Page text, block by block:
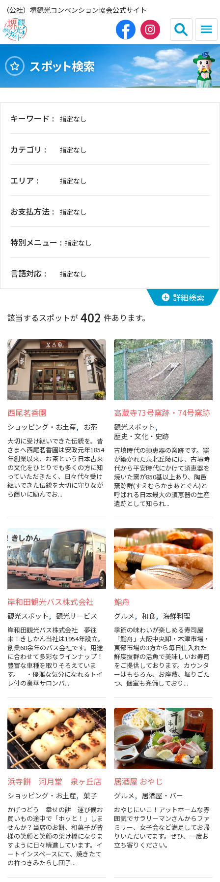
（公社）堺観光コンベンション協会公式サイト
English 简体中文
観光スポット
グルメ
宿泊
イベント情報
サイクリングさかい
堺観光レンタサイクル
モデルコース
体験プラン・ツアー
特集
開花情報
スポーツ施設
NEWS
堺ナビ
ようこそ堺へ！
地図から探す
スポット検索
観光案内所
観光パンフレット
堺おもてなしチケット
お役立ち情報紹介
堺観光タクシー
交通・アクセス
堺観光コンベンション協会について
協会について
協会からのお知らせ
スポット検索
キーワード 指定なし
カテゴリ 指定なし
エリア 指定なし
お支払方法 指定なし
特別メニュー 指定なし
言語対応 指定なし
詳細検索
該当するスポットが 402 件あります。
西尾茗香園
ショッピング・お土産 お茶
大切に受け継いできた伝統を。皆
さまへ西尾茗香園は安政元年1854
年創業以来、お茶という日本古来
の文化をひとりでも多くの方に知
っていただきたく、日々代々受け
継いできた伝統を大切に守りなが
ら商いに励んでお...
高蔵寺73号窯跡・74号窯跡
観光スポット
歴史・文化・史跡
古墳時代の須恵器の窯跡です。窯
が築かれた泉北丘陵には、古墳時
代から平安時代にかけて須恵器を
焼いた窯が850基以上あり、陶邑
窯跡群(すえむらかまあとぐん)と
呼ばれる日本最大の須恵器の生産
遺跡として知られ...
岸和田観光バス株式会社
観光スポット 観光サービス
岸和田観光バス株式会社 夢往
来！きしかん当社は1954年設立。
創業60余年のバス会社です。用途
に合わせて多彩なラインナップ！
豊富な車種を取りそろえていま
す。 ・優雅な気分になれるトイ
レ付の豪華サロンバ...
鮨舟
グルメ 和食 海鮮料理
季節の味わいが楽しめる寿司屋
「鮨舟」大阪中央卸・木津市場・
東部市場の3方から毎日仕入れた
鮮度抜群の活魚で美味しいお寿司
をご提供しております。カウンタ
ーはもちろん、お座敷、堀りごた
つ、個室も完備しており...
浜寺餅 河月堂 泉ヶ丘店
ショッピング・お土産 菓子
かげつどう 幸せの餅 運び候お
買いもの途中で「ホッと！」しま
せんか？当店のお餅、和菓子が皆
様の笑顔と笑顔の架け橋になりま
すように日々精進しています。イ
ートインスペースにて、焼きたて
の杵つきみたらし団子...
居酒屋 おやじ
グルメ 居酒屋・バー
おやじにいこ！アットホームな雰
囲気でサラリーマンさんからファ
ミリー、女子会など満足してお帰
りいただいてます。ぜひ、一度お
立ち寄りください。